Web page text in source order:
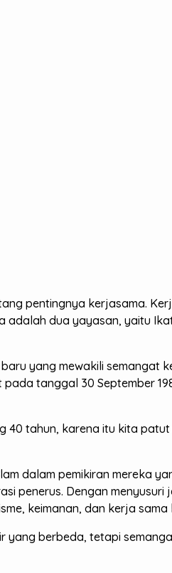
pentingnya kerjasama.
dua yayasan, yaitu
yang mewakili semangat
tanggal 30 September
40 tahun, karena itu kita
dalam pemikiran mereka
penerus. Dengan
keimanan, dan kerja sama
berbeda, tetapi